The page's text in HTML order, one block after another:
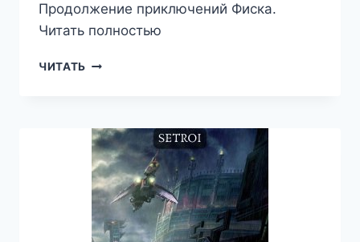
Продолжение приключений Фиска.
Читать полностью
ЧИТАТЬ ВЕРНУТЬ
—
АЛЕКСАНДР
SETROI
ШАРАВАР